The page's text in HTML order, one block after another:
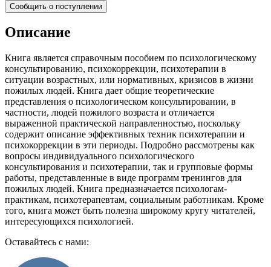
Сообщить о поступлении
Описание
Книга является справочным пособием по психологическому
консультированию, психокоррекции, психотерапии в
ситуации возрастных, или нормативных, кризисов в жизни
пожилых людей. Книга дает общие теоретические
представления о психологическом консультировании, в
частности, людей пожилого возраста и отличается
выраженной практической направленностью, поскольку
содержит описание эффективных техник психотерапии и
психокоррекции в эти периоды. Подробно рассмотрены как
вопросы индивидуального психологического
консультирования и психотерапии, так и групповые формы
работы, представленные в виде программ тренингов для
пожилых людей. Книга предназначается психологам-
практикам, психотерапевтам, социальным работникам. Кроме
того, книга может быть полезна широкому кругу читателей,
интересующихся психологией.
Оставайтесь с нами: